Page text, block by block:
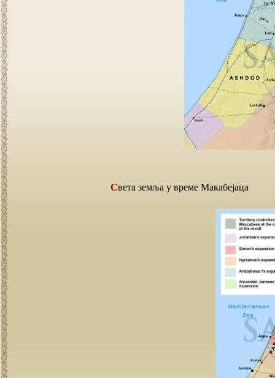
Света земља у време Макабејаца